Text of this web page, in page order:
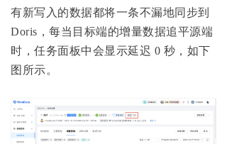
有新写入的数据都将一条不漏地同步到
Doris，每当目标端的增量数据追平源端
时，任务面板中会显示延迟 0 秒，如下
图所示。